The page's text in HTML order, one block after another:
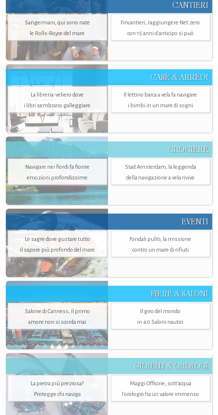
CANTIERI
Sangermani, qui sono nate
le Rolls-Royce del mare
Fincantieri, raggiungere Net zero
con 15 anni d'anticipo si può
CASE & ARREDI
La libreria-veliero dove
i libri sembrano galleggiare
Il lettino barca a vela fa navigare
i bimbi in un mare di sogni
CROCIERE
Navigare nei fiordi fa fiorire
emozioni profondissime
Stad Amsterdam, la leggenda
della navigazione a vela rivive
EVENTI
Le sagre dove gustare tutto
il sapore più profondo del mare
Fondali puliti, la missione
contro un mare di rifiuti
FIERE & SALONI
Salone di Canness, il primo
amore non si scorda mai
Il giro del mondo
in 40 Saloni nautici
GIOIELLI & OROLOGI
La pietra più preziosa?
Protegge chi naviga
Maggi Officine, sott’acqua
l'orologio ha un valore immenso